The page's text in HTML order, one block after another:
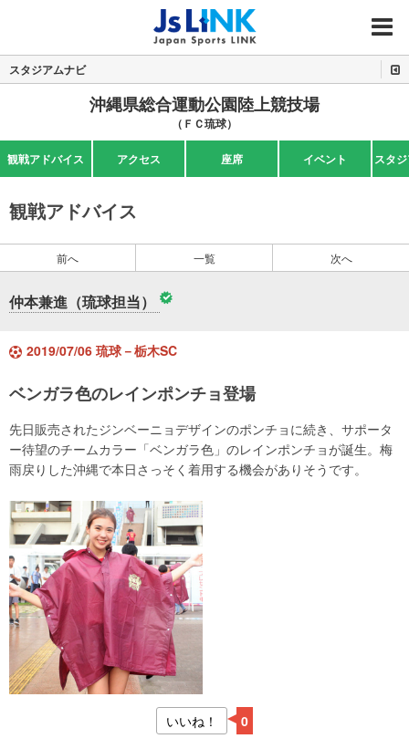
MENU
スタジアムナビ
沖縄県総合運動公園陸上競技場
（ＦＣ琉球）
観戦アドバイス アクセス 座席 イベント スタ
観戦アドバイス
前へ 一覧 次へ
仲本兼進（琉球担当）
2019/07/06 琉球－栃木SC
ベンガラ色のレインポンチョ登場
先日販売されたジンベーニョデザインのポンチョに続き、サポータ
ー待望のチームカラー「ベンガラ色」のレインポンチョが誕生。梅
雨戻りした沖縄で本日さっそく着用する機会がありそうです。
いいね！ 0